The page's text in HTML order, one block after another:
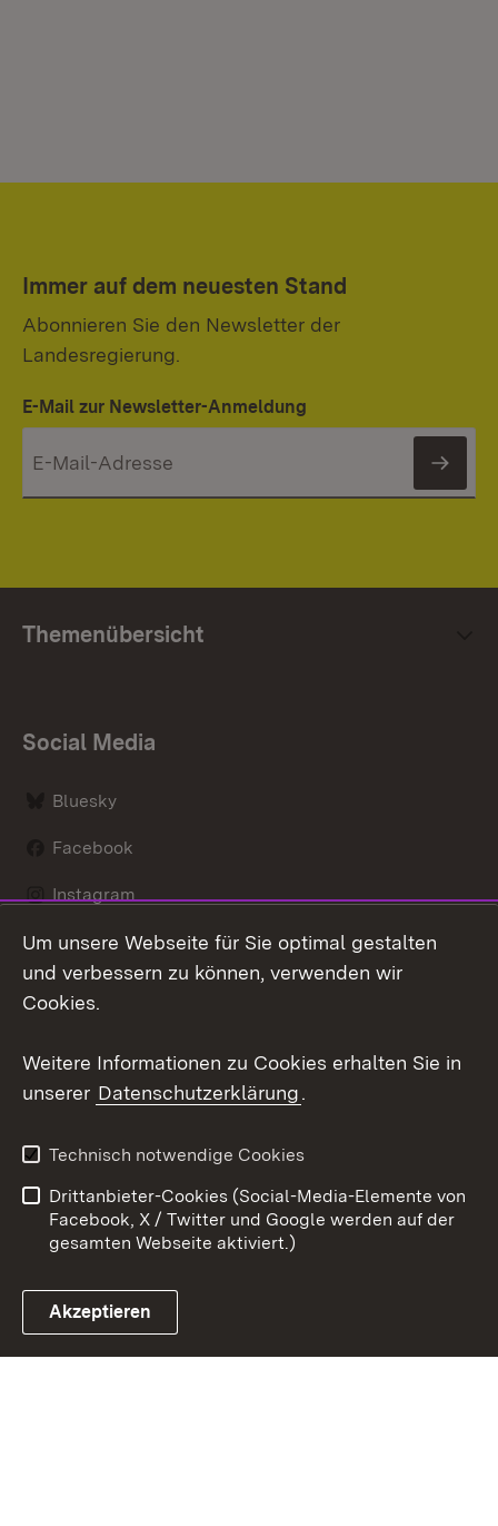
Immer auf dem neuesten Stand
Abonnieren Sie den Newsletter der
Landesregierung.
E-Mail zur Newsletter-Anmeldung
Themenübersicht
Social Media
Bluesky
Facebook
Instagram
LinkedIn
Link zum Landesportal
Datenschutz
Barrierefreiheit
Impressum
Cookies
Um unsere Webseite für Sie optimal gestalten
und verbessern zu können, verwenden wir
Cookies.
Weitere Informationen zu Cookies erhalten Sie in
unserer Datenschutzerklärung.
Technisch notwendige Cookies
Drittanbieter-Cookies (Social-Media-Elemente von
Facebook, X / Twitter und Google werden auf der
gesamten Webseite aktiviert.)
Akzeptieren